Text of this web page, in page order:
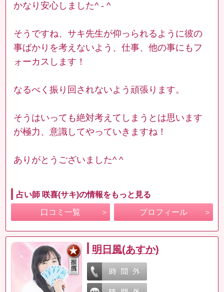
かなり安心しました^ - ^
そうですね、サキ先生が仰っられるように彼の
事ばかりを考えないよう、仕事、他の事にもフ
ォーカスします！
なるべく振り回されないよう頑張ります。
そうはいっても絶対考えてしまうとは思います
が極力、意識してやっていきますね！
ありがとうございました^ ^
占い師 咲喜(サキ)の情報をもっと見る
口コミ一覧 プロフィール
明日風(あすか)